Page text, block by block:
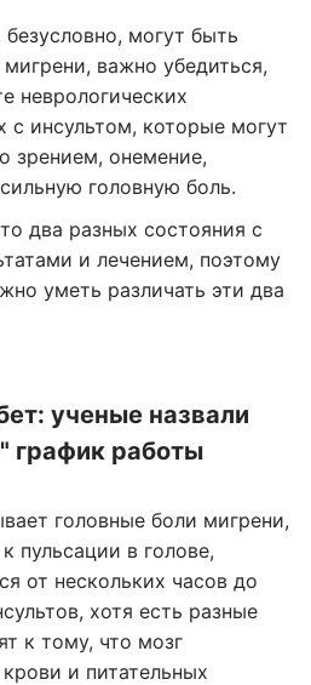
могут быть
важно убедиться,
неврологических
с инсультом, которые могут
зрением, онемение,
головную боль.
два разных состояния с
и лечением, поэтому
уметь различать эти два
ученые назвали
график работы
головные боли мигрени,
пульсации в голове,
от нескольких часов до
хотя есть разные
к тому, что мозг
и питательных